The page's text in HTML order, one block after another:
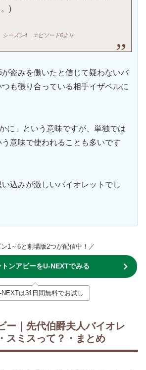
)
ーズン4 エピソード6より
盗みを働いたと信じて疑わないバ
も張り合っている相手イザベルに
に」という意味ですが、単独では
う意味で使われることも多いです
込みが激しいバイオレットでし
1～6と劇場版2つが配信中！／
トンアビーをU-NEXTでみる
NEXTは31日間無料でお試し
ー｜先代伯爵夫人バイオレ
スミスって？・まとめ